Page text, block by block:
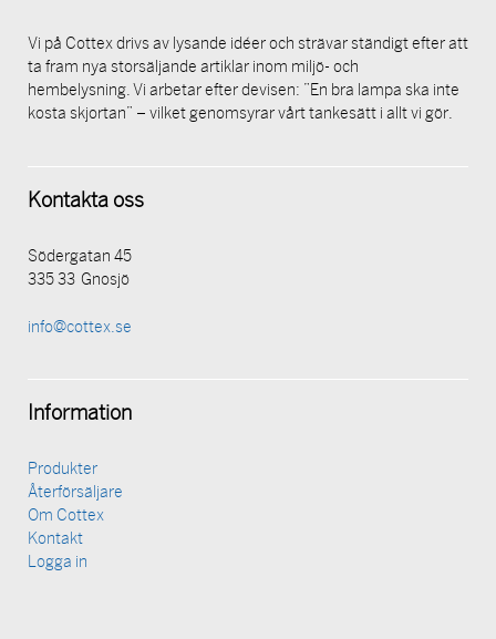
Vi på Cottex drivs av lysande idéer och strävar ständigt efter att
ta fram nya storsäljande artiklar inom miljö- och
hembelysning. Vi arbetar efter devisen: ”En bra lampa ska inte
kosta skjortan” – vilket genomsyrar vårt tankesätt i allt vi gör.
Kontakta oss
Södergatan 45
335 33 Gnosjö
info@cottex.se
Information
Produkter
Återförsäljare
Om Cottex
Kontakt
Logga in